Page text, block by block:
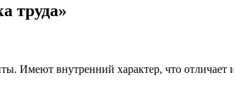
труда»
Имеют внутренний характер, что отличает